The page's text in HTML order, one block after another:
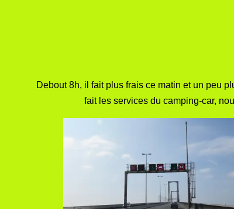
Debout 8h, il fait plus frais ce matin et un peu
fait les services du camping-car,